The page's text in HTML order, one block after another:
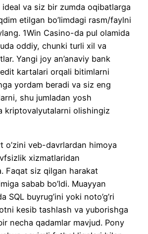
va siz bir zumda oqibatlarga
etilgan bo’limdagi rasm/faylni
1Win Casino-da pul olamida
oddiy, chunki turli xil va
Yangi joy an’anaviy bank
kartalari orqali bitimlarni
yordam beradi va siz eng
shu jumladan yosh
kriptovalyutalarni olishingiz
o’zini veb-davrlardan himoya
xizmatlaridan
Faqat siz qilgan harakat
sabab bo’ldi. Muayyan
SQL buyrug’ini yoki noto’g’ri
kesib tashlash va yuborishga
necha qadamlar mavjud. Pony